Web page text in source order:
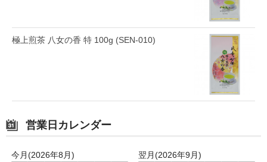
極上煎茶 八女の香 特 100g (SEN-010)
営業日カレンダー
今月(2026年8月)
翌月(2026年9月)